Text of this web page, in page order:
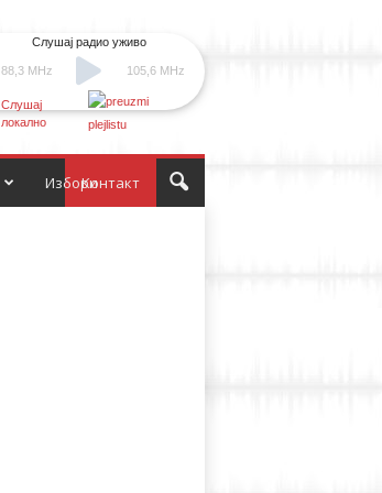
88,3 MHz
Слушај радио уживо
105,6 MHz
Слушај
локално
Контакт
Избори